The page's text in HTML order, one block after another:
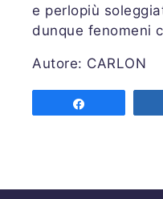
e perlopiù
dunque fenomeni
Autore: CARLON